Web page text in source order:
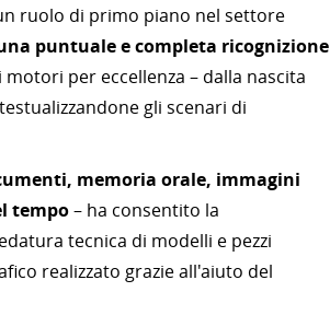
ruolo di primo piano nel settore
puntuale e completa ricognizione
motori per eccellenza – dalla nascita
gli scenari di
memoria orale, immagini
tempo– ha consentito la
tecnica di modelli e pezzi
realizzato grazie all'aiuto del